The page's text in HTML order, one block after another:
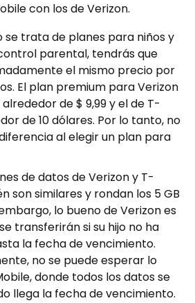
con los de Verizon.
se trata de planes para niños y
parental, tendrás que
el mismo precio por
El plan premium para Verizon
de $ 9,99 y el de T-
de 10 dólares. Por lo tanto, no
al elegir un plan para
de datos de Verizon y T-
son similares y rondan los 5 GB
lo bueno de Verizon es
transferirán si su hijo no ha
la fecha de vencimiento.
no se puede esperar lo
donde todos los datos se
llega la fecha de vencimiento.